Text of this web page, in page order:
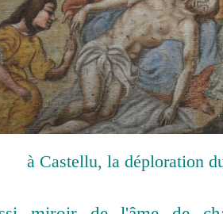
à Castellu, la déploration